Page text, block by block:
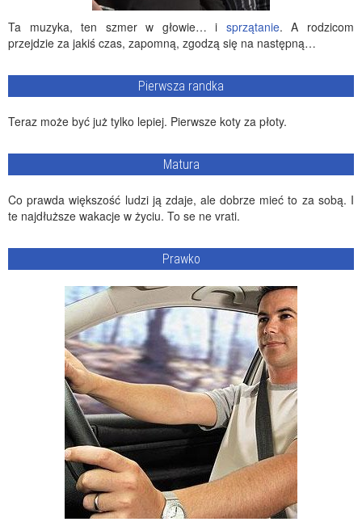
Ta muzyka, ten szmer w głowie… i sprzątanie. A rodzicom
przejdzie za jakiś czas, zapomną, zgodzą się na następną…
Pierwsza randka
Teraz może być już tylko lepiej. Pierwsze koty za płoty.
Matura
Co prawda większość ludzi ją zdaje, ale dobrze mieć to za sobą. I
te najdłuższe wakacje w życiu. To se ne vrati.
Prawko